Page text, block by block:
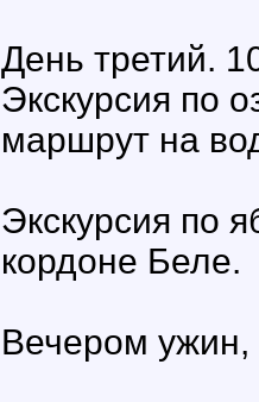
День третий.
Экскурсия по
маршрут на
Экскурсия по
кордоне Беле.
Вечером ужин,